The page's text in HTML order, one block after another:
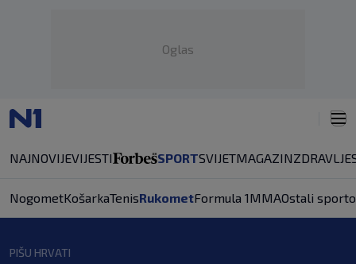
Oglas
NAJNOVIJEVIJESTI SPORTSVIJETMAGAZINZDRAVLJE
NogometKošarkaTenisRukometFormula 1MMAOstali
PIŠU HRVATI